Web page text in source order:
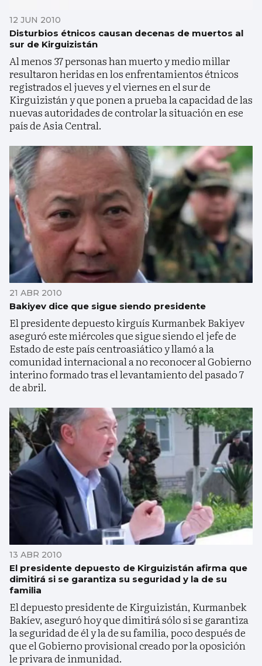
12 JUN 2010
Disturbios étnicos causan decenas de muertos al
sur de Kirguizistán
Al menos 37 personas han muerto y medio millar
resultaron heridas en los enfrentamientos étnicos
registrados el jueves y el viernes en el sur de
Kirguizistán y que ponen a prueba la capacidad de las
nuevas autoridades de controlar la situación en ese
país de Asia Central.
21 ABR 2010
Bakiyev dice que sigue siendo presidente
El presidente depuesto kirguís Kurmanbek Bakiyev
aseguró este miércoles que sigue siendo el jefe de
Estado de este país centroasiático y llamó a la
comunidad internacional a no reconocer al Gobierno
interino formado tras el levantamiento del pasado 7
de abril.
13 ABR 2010
El presidente depuesto de Kirguizistán afirma que
dimitirá si se garantiza su seguridad y la de su
familia
El depuesto presidente de Kirguizistán, Kurmanbek
Bakíev, aseguró hoy que dimitirá sólo si se garantiza
la seguridad de él y la de su familia, poco después de
que el Gobierno provisional creado por la oposición
le privara de inmunidad.